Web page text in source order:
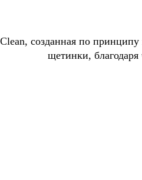
созданная по
щетинки,